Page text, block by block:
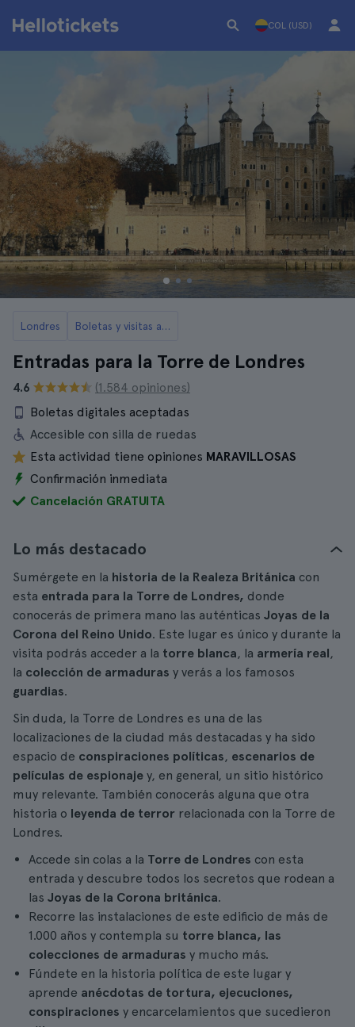
COL (USD)
Londres Boletas y visitas a la Torre de Londres
Entradas para la Torre de Londres
4.6
(1.584 opiniones)
Boletas digitales aceptadas
Accesible con silla de ruedas
Esta actividad tiene opiniones MARAVILLOSAS
Confirmación inmediata
Cancelación GRATUITA
Lo más destacado
Sumérgete en la historia de la Realeza Británica con
esta entrada para la Torre de Londres, donde
conocerás de primera mano las auténticas Joyas de la
Corona del Reino Unido. Este lugar es único y durante la
visita podrás acceder a la torre blanca, la armería real,
la colección de armaduras y verás a los famosos
guardias.
Sin duda, la Torre de Londres es una de las
localizaciones de la ciudad más destacadas y ha sido
espacio de conspiraciones políticas, escenarios de
películas de espionaje y, en general, un sitio histórico
muy relevante. También conocerás alguna que otra
historia o leyenda de terror relacionada con la Torre de
Londres.
Accede sin colas a la Torre de Londres con esta
entrada y descubre todos los secretos que rodean a
las Joyas de la Corona británica.
Recorre las instalaciones de este edificio de más de
1.000 años y contempla su torre blanca, las
colecciones de armaduras y mucho más.
Fúndete en la historia política de este lugar y
aprende anécdotas de tortura, ejecuciones,
conspiraciones y encarcelamientos que sucedieron